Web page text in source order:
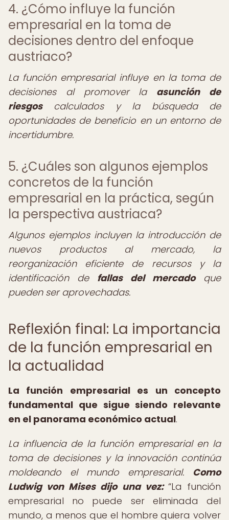
4. ¿Cómo influye la función
empresarial en la toma de
decisiones dentro del enfoque
austriaco?
La función empresarial influye en la toma de
decisiones al promover la asunción de
riesgoscalculados y la búsqueda de
oportunidades de beneficio en un entorno de
incertidumbre.
5. ¿Cuáles son algunos ejemplos
concretos de la función
empresarial en la práctica, según
la perspectiva austriaca?
Algunos ejemplos incluyen la introducción de
nuevos productos al mercado, la
reorganización eficiente de recursos y la
identificación de fallas del mercadoque
pueden ser aprovechadas.
Reflexión final: La importancia
de la función empresarial en
la actualidad
La función empresarial es un concepto
fundamental que sigue siendo relevante
en el panorama económico actual.
La influencia de la función empresarial en la
toma de decisiones y la innovación continúa
moldeando el mundo empresarial. Como
Ludwig von Mises dijo una vez: La función
empresarial no puede ser eliminada del
mundo, a menos que el hombre quiera volver